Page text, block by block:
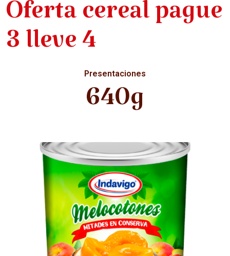
Oferta cereal pague
3 lleve 4
Presentaciones
640g